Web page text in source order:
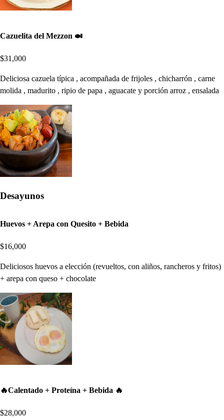
Cazuelita del Mezzon 🍛
$31,000
Deliciosa cazuela típica , acompañada de frijoles , chicharrón , carne
molida , madurito , ripio de papa , aguacate y porción arroz , ensalada
Desayunos
Huevos + Arepa con Quesito + Bebida
$16,000
Deliciosos huevos a elección (revueltos, con aliños, rancheros y fritos)
+ arepa con queso + chocolate
🔥Calentado + Proteína + Bebida 🔥
$28,000